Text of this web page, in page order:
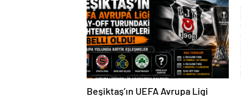
Beşiktaş’ın UEFA Avrupa Ligi